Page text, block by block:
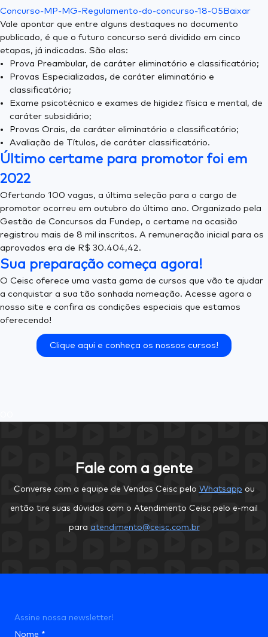
Concurso-MP-MG-Regulamento-do-concurso-18-05 Baixar
Vale apontar que entre alguns destaques no documento
publicado, é que o futuro concurso será dividido em cinco
etapas, já indicadas. São elas:
Prova Preambular, de caráter eliminatório e classificatório;
Provas Especializadas, de caráter eliminatório e
classificatório;
Exame psicotécnico e exames de higidez física e mental, de
caráter subsidiário;
Provas Orais, de caráter eliminatório e classificatório;
Avaliação de Títulos, de caráter classificatório.
Último certame para promotor foi em
2022
Ofertando 100 vagas, a última seleção para o cargo de
promotor ocorreu em outubro do último ano. Organizado pela
Gestão de Concursos da Fundep, o certame na ocasião
registrou mais de 8 mil inscritos. A remuneração inicial para os
aprovados era de R$ 30.404,42.
Sua preparação começa agora!
O Ceisc oferece uma vasta gama de cursos que vão te ajudar
a conquistar a sua tão sonhada nomeação. Acesse agora o
nosso site e confira as condições especiais que estamos
oferecendo!
Clique aqui e conheça os nossos cursos!
Fale com a gente
Converse com a equipe de Vendas Ceisc pelo Whatsapp ou
então tire suas dúvidas com o Atendimento Ceisc pelo e-mail
para atendimento@ceisc.com.br
Assine nossa newsletter!
Nome *